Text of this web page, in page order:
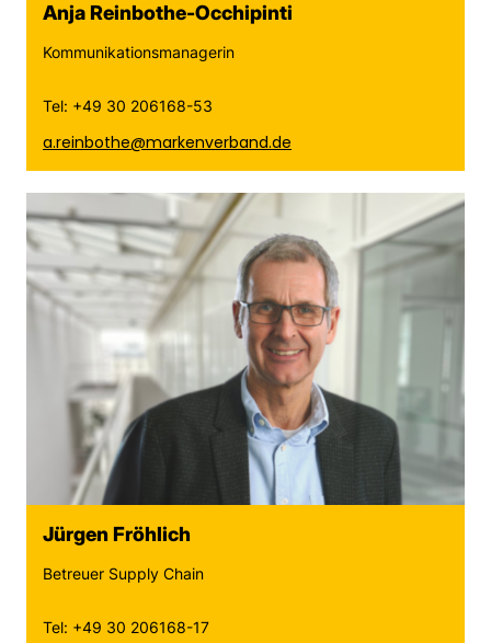
Anja Reinbothe-Occhipinti
Kommunikationsmanagerin
Tel: +49 30 206168-53
a.reinbothe@markenverband.de
Jürgen Fröhlich
Betreuer Supply Chain
Tel: +49 30 206168-17